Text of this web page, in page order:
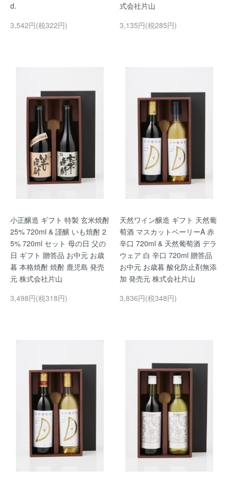
d.
3,542円(税322円)
式会社片山
3,135円(税285円)
小正醸造 ギフト 特製 玄米焼酎
25% 720ml & 謹醸 いも焼酎 2
5% 720ml セット 母の日 父の
日 ギフト 贈答品 お中元 お歳
暮 本格焼酎 焼酎 鹿児島 発売
元 株式会社片山
3,498円(税318円)
天然ワイン醸造 ギフト 天然葡
萄酒 マスカットベーリーA 赤
辛口 720ml & 天然葡萄酒 デラ
ウェア 白 辛口 720ml 贈答品
お中元 お歳暮 酸化防止剤無添
加 発売元 株式会社片山
3,836円(税348円)